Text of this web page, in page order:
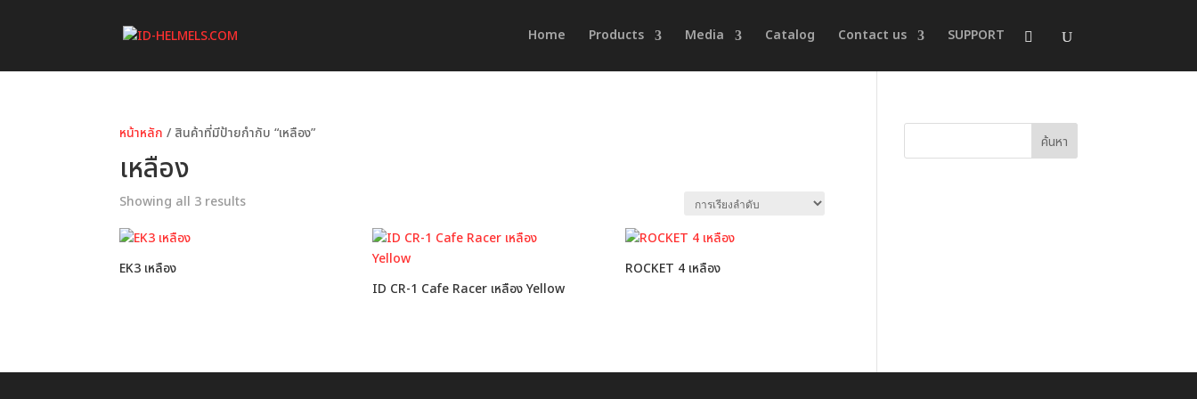
Home Products Media Catalog Contact us SUPPORT
หน้าหลัก / สินค้าที่มีป้ายกำกับ “เหลือง”
เหลือง
Showing all 3 results
EK3 เหลือง
ID CR-1 Cafe Racer เหลือง Yellow
ROCKET 4 เหลือง
ค้นหา